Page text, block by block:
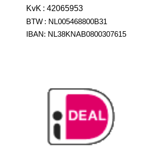
KvK : 42065953
BTW : NL005468800B31
IBAN: NL38KNAB0800307615